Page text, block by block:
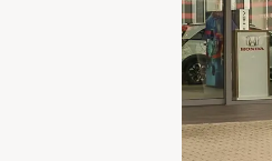
brandt